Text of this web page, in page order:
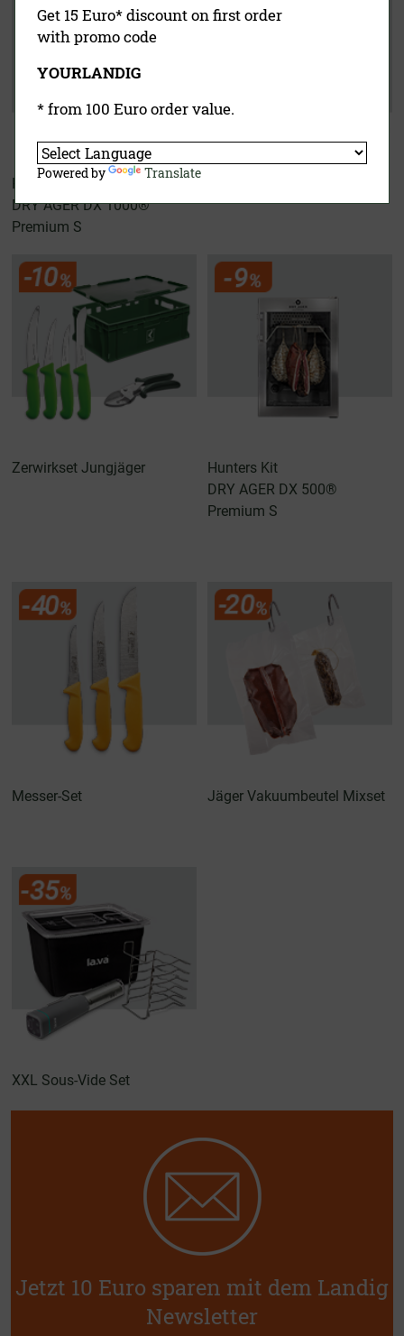
Hunters Kit
DRY AGER DX 1000®
Premium S
Zerwirkset Jungjäger
Hunters Kit
DRY AGER DX 500®
Premium S
Messer-Set Jäger Vakuumbeutel Mixset
XXL Sous-Vide Set
Jetzt 10 Euro sparen mit dem Landig
Newsletter
Get 15 Euro* discount on first order
with promo code
YOURLANDIG
* from 100 Euro order value.
Powered by Translate